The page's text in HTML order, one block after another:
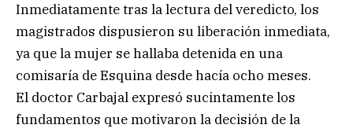
Inmediatamente tras la lectura del veredicto, los
magistrados dispusieron su liberación inmediata,
ya que la mujer se hallaba detenida en una
comisaría de Esquina desde hacía ocho meses.
El doctor Carbajal expresó sucintamente los
fundamentos que motivaron la decisión de la